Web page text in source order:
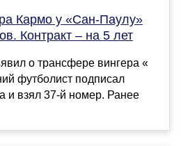
Кармо у «Сан-Паулу»
Контракт – на 5 лет
о трансфере вингера «
футболист подписал
и взял 37-й номер. Ранее